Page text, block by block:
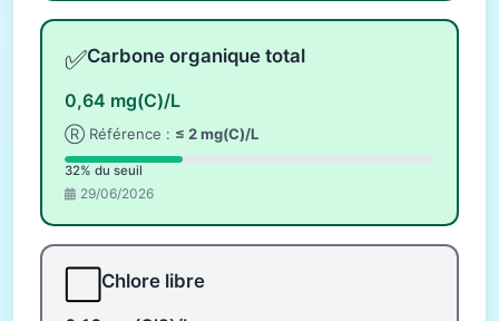
✅Carbone organique total
0,64 mg(C)/L
Ⓡ Référence : ≤ 2 mg(C)/L
32% du seuil
29/06/2026
Chlore libre